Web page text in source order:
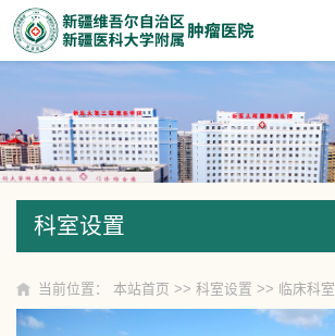
科室设置
科室设置
当前位置： 本站首页 >> 科室设置 >> 临床科室